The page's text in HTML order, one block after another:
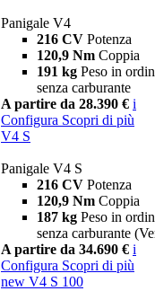
Panigale V4
216 CV Potenza
120,9 Nm Coppia
191 kg Peso in
senza carburante
A partire da 28.390 € i
Configura Scopri di più
V4 S
Panigale V4 S
216 CV Potenza
120,9 Nm Coppia
187 kg Peso in
senza carburante
A partire da 34.690 € i
Configura Scopri di più
new V4 S 100